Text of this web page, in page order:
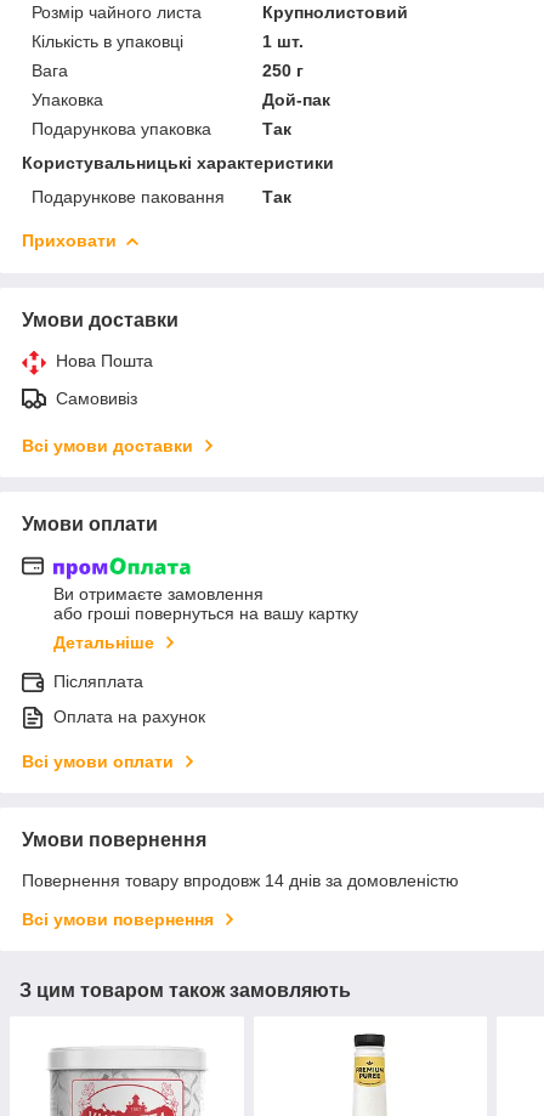
Розмір чайного листа
Крупнолистовий
Кількість в упаковці
1 шт.
Вага
250 г
Упаковка
Дой-пак
Подарункова упаковка
Так
Користувальницькі характеристики
Подарункове паковання
Так
Приховати
Умови доставки
Нова Пошта
Самовивіз
Всі умови доставки
Умови оплати
Ви отримаєте замовлення
або гроші повернуться на вашу картку
Детальніше
Післяплата
Оплата на рахунок
Всі умови оплати
Умови повернення
Повернення товару впродовж 14 днів за домовленістю
Всі умови повернення
З цим товаром також замовляють